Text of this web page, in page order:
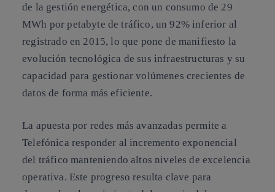
de la gestión energética, con un consumo de 29
MWh por petabyte de tráfico, un 92% inferior al
registrado en 2015, lo que pone de manifiesto la
evolución tecnológica de sus infraestructuras y su
capacidad para gestionar volúmenes crecientes de
datos de forma más eficiente.
La apuesta por redes más avanzadas permite a
Telefónica responder al incremento exponencial
del tráfico manteniendo altos niveles de excelencia
operativa. Este progreso resulta clave para